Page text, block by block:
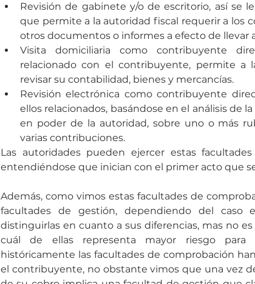
Revisión de gabinete y/o de escritorio, así se
que permite a la autoridad fiscal requerir a los
otros documentos o informes a efecto de llevar
Visita domiciliaria como contribuyente
relacionado con el contribuyente, permite a
revisar su contabilidad, bienes y mercancías.
Revisión electrónica como contribuyente
ellos relacionados, basándose en el análisis de
en poder de la autoridad, sobre uno o más
varias contribuciones.
Las autoridades pueden ejercer estas
entendiéndose que inician con el primer acto que
Además, como vimos estas facultades de
facultades de gestión, dependiendo del
distinguirlas en cuanto a sus diferencias, mas no
cuál de ellas representa mayor riesgo para
históricamente las facultades de comprobación
el contribuyente, no obstante vimos que una vez